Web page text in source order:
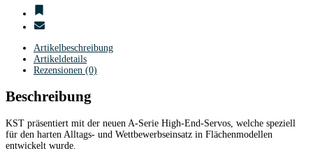
Artikelbeschreibung
Artikeldetails
Rezensionen (0)
Beschreibung
KST präsentiert mit der neuen A-Serie High-End-Servos, welche speziell
für den harten Alltags- und Wettbewerbseinsatz in Flächenmodellen
entwickelt wurde.